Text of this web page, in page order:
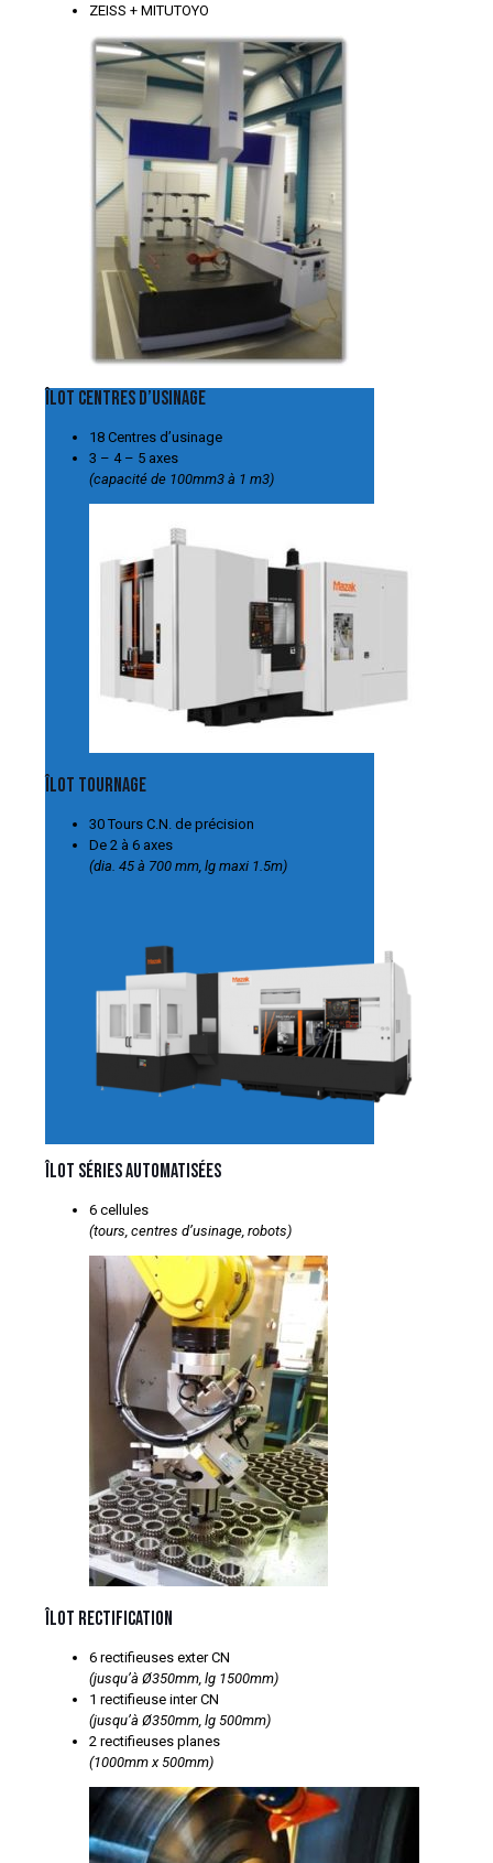
ZEISS + MITUTOYO
Îlot centres d’usinage
18 Centres d’usinage
3 – 4 – 5 axes
(capacité de 100mm3 à 1 m3)
Îlot tournage
30 Tours C.N. de précision
De 2 à 6 axes
(dia. 45 à 700 mm, lg maxi 1.5m)
Îlot séries automatisées
6 cellules
(tours, centres d’usinage, robots)
Îlot Rectification
6 rectifieuses exter CN
(jusqu’à Ø350mm, lg 1500mm)
1 rectifieuse inter CN
(jusqu’à Ø350mm, lg 500mm)
2 rectifieuses planes
(1000mm x 500mm)